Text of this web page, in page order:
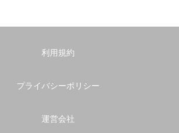
利用規約
プライバシーポリシー
運営会社